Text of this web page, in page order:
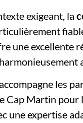
exigeant, la
une excellente
accompagne les
Cap Martin pour
une expertise